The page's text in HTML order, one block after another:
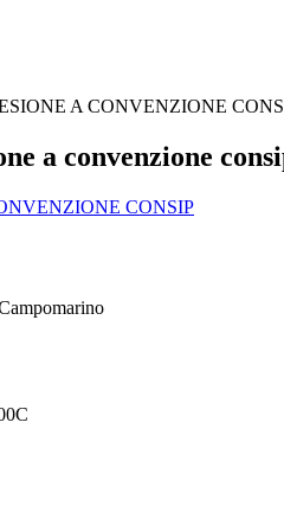
A CONVENZIONE
a convenzione
CONSIP